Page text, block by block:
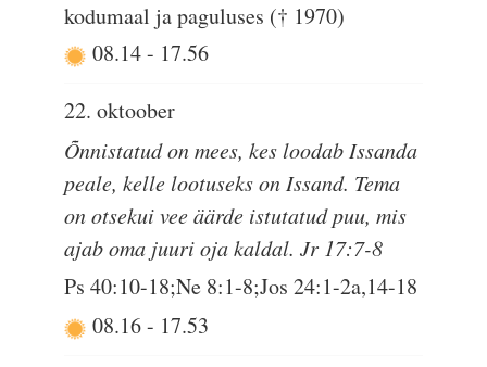
kodumaal ja paguluses († 1970)
08.14- 17.56
22. oktoober
Õnnistatud on mees, kes loodab Issanda
peale, kelle lootuseks on Issand. Tema
on otsekui vee äärde istutatud puu, mis
ajab oma juuri oja kaldal. Jr 17:7-8
Ps 40:10-18;Ne 8:1-8;Jos 24:1-2a,14-18
08.16- 17.53